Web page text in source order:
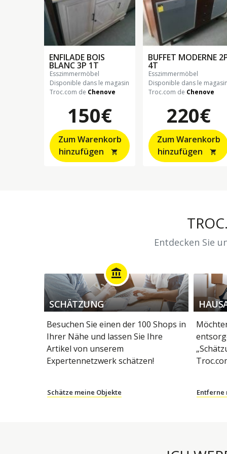
ENFILADE BOIS
BLANC 3P 1T
esszimmermöbel
Disponible dans le magasin
Troc.com de Chenove
150€
Zum Warenkorb
hinzufügen
shopping_cart
BUFFET MODERNE
4T
esszimmermöbel
Disponible dans le
Troc.com de Chenove
220€
Zum Warenkorb
hinzufügen
shopping_cart
Entdecken Sie
account_balance
SCHÄTZUNG
Besuchen Sie einen der 100 Shops in
Ihrer Nähe und lassen Sie Ihre
Artikel von unserem
Expertennetzwerk schätzen!
Schätze meine Objekte Entferne